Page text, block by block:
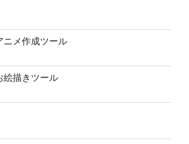
ニメ作成ツール
絵描きツール